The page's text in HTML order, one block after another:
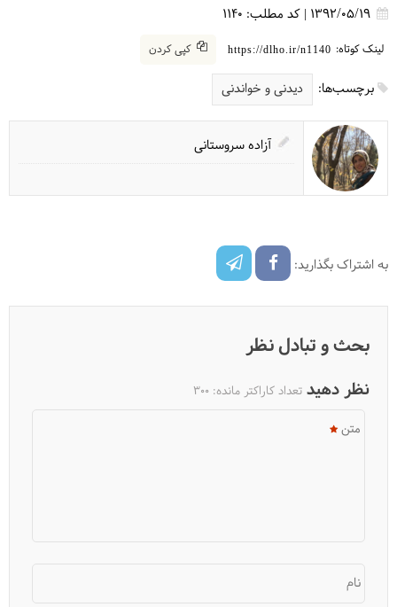
1392/05/19
| کد مطلب: 1140
لینک کوتاه: https://dlho.ir/n1140 کپی کردن
برچسب‌ها: دیدنی و خواندنی
آزاده سروستانی
به اشتراک بگذارید:
بحث و تبادل نظر
نظر دهید تعداد کاراکتر مانده: 300
متن
نام